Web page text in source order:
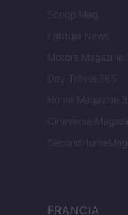
Scoop Mag
Lgbtqia News
Motors Magazine
Day Travel 365
Home Magazine
Cineverse
FRANCIA